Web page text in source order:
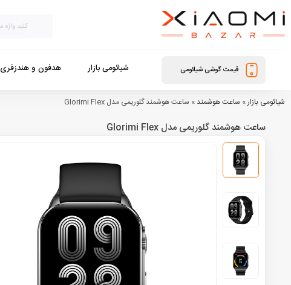
قیمت گوشی شیائومی شیائومی بازار هدفون و هندزفری
شیائومی بازار» ساعت هوشمند » ساعت هوشمند گلوریمی مدل Glorimi Flex
ساعت هوشمند گلوریمی مدل Glorimi Flex